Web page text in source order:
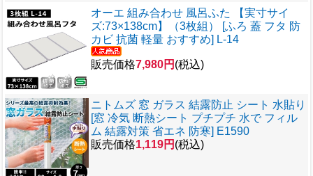
オーエ 組み合わせ 風呂ふた 【実寸サイ
ズ:73×138cm】（3枚組） [ふろ 蓋 フタ 防
カビ 抗菌 軽量 おすすめ] L-14
販売価格7,980円 (税込)
ニトムズ 窓 ガラス 結露防止 シート 水貼り
[窓 冷気 断熱シート プチプチ 水で フィル
ム 結露対策 省エネ 防寒] E1590
販売価格1,119円 (税込)